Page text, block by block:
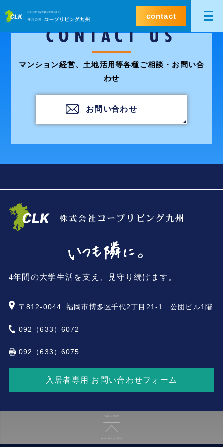
contact
CONTACT US
マンション経営、土地活用等各種ご相談・お問い合
わせ
お問い合わせ
4年間の大学生活を支え、見守り続けます。
〒812-0044 福岡市博多区千代2丁目21-1 公団ビル1階
092（633）6072
092（633）6075
入居者専用 お問い合わせフォーム